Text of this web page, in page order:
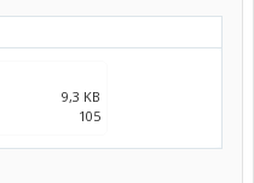
9,3 KB
105